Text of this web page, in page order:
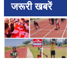
जरूरी खबरें